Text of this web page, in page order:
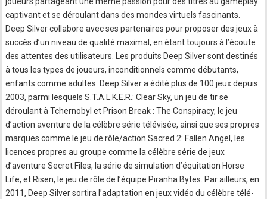
captivant et se déroulant dans des mondes virtuels fascinants.
Deep Silver collabore avec ses partenaires pour proposer des jeux à
succès d’un niveau de qualité maximal, en étant toujours à l’écoute
des attentes des utilisateurs. Les produits Deep Silver sont destinés
à tous les types de joueurs, inconditionnels comme débutants,
enfants comme adultes. Deep Silver a édité plus de 100 jeux depuis
2003, parmi lesquels S.T.A.L.K.E.R.: Clear Sky, un jeu de tir se
déroulant à Tchernobyl et Prison Break : The Conspiracy, le jeu
d’action aventure de la célèbre série télévisée, ainsi que ses propres
marques comme le jeu de rôle/action Sacred 2: Fallen Angel, les
licences propres au groupe comme la célèbre série de jeux
d’aventure Secret Files, la série de simulation d’équitation Horse
Life, et Risen, le jeu de rôle de l’équipe Piranha Bytes. Par ailleurs, en
2011, Deep Silver sortira l’adaptation en jeux vidéo du célèbre télé-